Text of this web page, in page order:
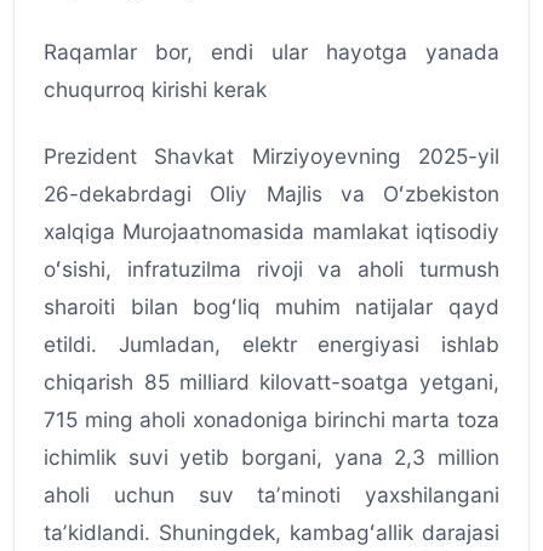
Raqamlar bor, endi ular hayotga yanada
chuqurroq kirishi kerak
Prezident Shavkat Mirziyoyevning 2025-yil
26-dekabrdagi Oliy Majlis va Oʻzbekiston
xalqiga Murojaatnomasida mamlakat iqtisodiy
oʻsishi, infratuzilma rivoji va aholi turmush
sharoiti bilan bogʻliq muhim natijalar qayd
etildi. Jumladan, elektr energiyasi ishlab
chiqarish 85 milliard kilovatt-soatga yetgani,
715 ming aholi xonadoniga birinchi marta toza
ichimlik suvi yetib borgani, yana 2,3 million
aholi uchun suv taʼminoti yaxshilangani
taʼkidlandi. Shuningdek, kambagʻallik darajasi